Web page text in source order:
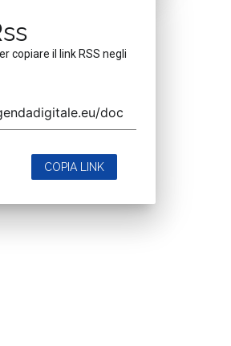
copiare il link RSS negli
COPIA LINK